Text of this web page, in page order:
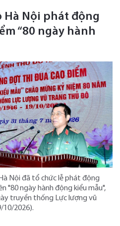
Hà Nội phát động
“80 ngày hành
Nội đã tổ chức lễ phát động
"80 ngày hành động kiểu mẫu",
truyền thống Lực lượng vũ
10/2026).